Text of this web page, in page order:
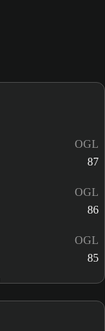
OGL
87
OGL
86
OGL
85